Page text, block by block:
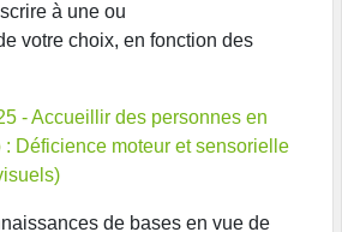
à une ou
votre choix, en fonction des
- Accueillir des personnes en
Déficience moteur et sensorielle
de bases en vue de